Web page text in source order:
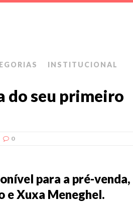
INSTITUCIONAL
do seu primeiro
0
para a pré-venda,
e Xuxa Meneghel.